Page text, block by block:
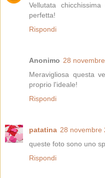
Vellutata
perfetta!
Rispondi
Anonimo 28
Meravigliosa questa
proprio l'ideale!
Rispondi
patatina 28 novembre
queste foto sono uno
Rispondi